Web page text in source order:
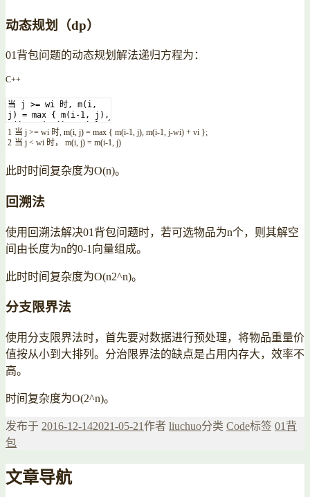
动态规划（dp）
01背包问题的动态规划解法递归方程为：
C++
1
2
当 j >= wi 时, m(i, j) = max { m(i-1, j), m(i-1, j-wi) + vi };
当 j < wi 时， m(i, j) = m(i-1, j)
此时时间复杂度为O(n)。
回溯法
使用回溯法解决01背包问题时，若可选物品为n个，则其解空
间由长度为n的0-1向量组成。
此时时间复杂度为O(n2^n)。
分支限界法
使用分支限界法时，首先要对数据进行预处理，将物品重量价
值按从小到大排列。分治限界法的缺点是占用内存大，效率不
高。
时间复杂度为O(2^n)。
发布于 2016-12-142021-05-21作者 liuchuo分类 Code标签 01背
包
文章导航